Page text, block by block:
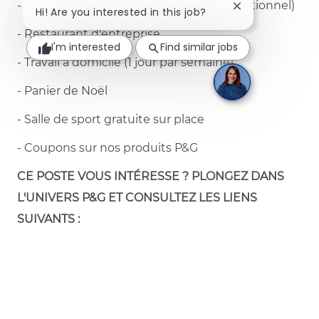
- Tickets Restaurant card by Edenred (optionnel)
- Restaurant d'entreprise
- Travail à domicile (1 jour par semaine)
- Panier de Noël
- Salle de sport gratuite sur place
- Coupons sur nos produits P&G
CE POSTE VOUS INTÉRESSE ? PLONGEZ DANS
L'UNIVERS P&G ET CONSULTEZ LES LIENS
SUIVANTS :
Hi! Are you interested in this job? Close chatbot
I'm interested Find similar jobs